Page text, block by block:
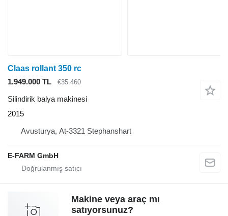
Claas rollant 350 rc
1.949.000 TL
€35.460
Silindirik balya makinesi
2015
Avusturya, At-3321 Stephanshart
E-FARM GmbH
Makine veya araç mı
satıyorsunuz?